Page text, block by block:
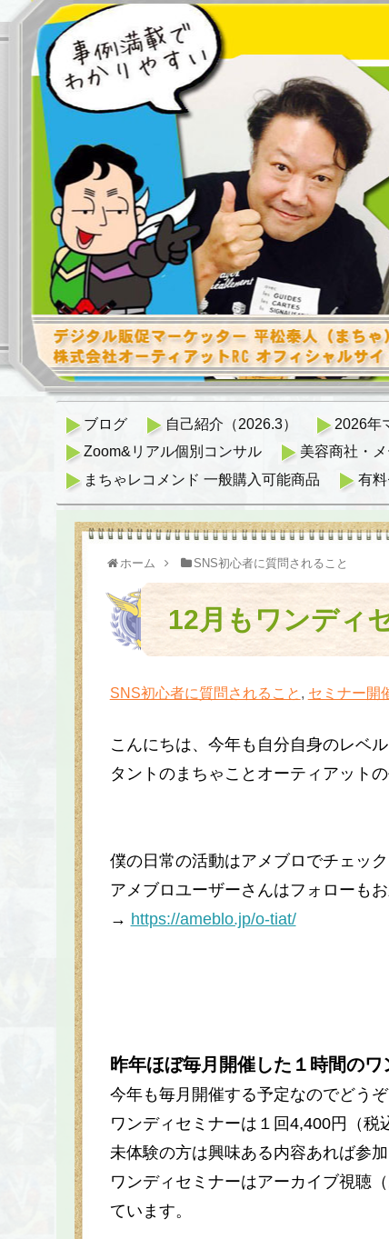
ブログ 自己紹介（2026.3） 2026年
Zoom&リアル個別コンサル
美容商社・
まちゃレコメンド 一般購入可能商品
有
ホーム SNS初心者に質問されること
12月もワンディ
SNS初心者に質問されること , セミナー開
こんにちは、今年も自分自身のレベ
タントのまちゃことオーティアットの
僕の日常の活動はアメブロでチェック
アメブロユーザーさんはフォローもお
→ https://ameblo.jp/o-tiat/
昨年ほぼ毎月開催した１時間の
今年も毎月開催する予定なのでどう
ワンディセミナーは１回4,400円（
未体験の方は興味ある内容あれば参
ワンディセミナーはアーカイブ視聴
ています。